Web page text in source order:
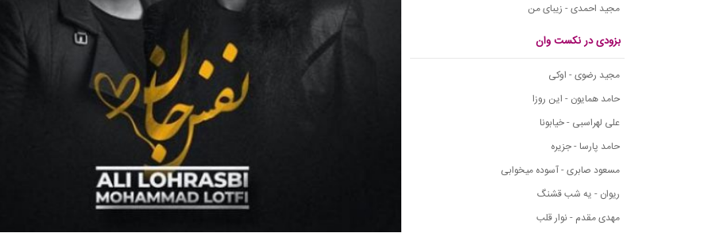
مجید احمدی - زیبای من
بزودی در نکست وان
مجید رضوی - اوکی
حامد همایون - این روزا
علی لهراسبی - خیابونا
حامد پارسا - جزیره
مسعود صابری - آسوده میخوابی
ریوان - یه شب قشنگ
مهدی مقدم - نوار قلب